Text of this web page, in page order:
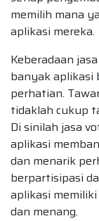
memilih mana
aplikasi mereka.
Keberadaan
banyak aplikasi
perhatian.
tidaklah cukup
Di sinilah jasa
aplikasi
dan menarik
berpartisipasi
aplikasi
dan menang.